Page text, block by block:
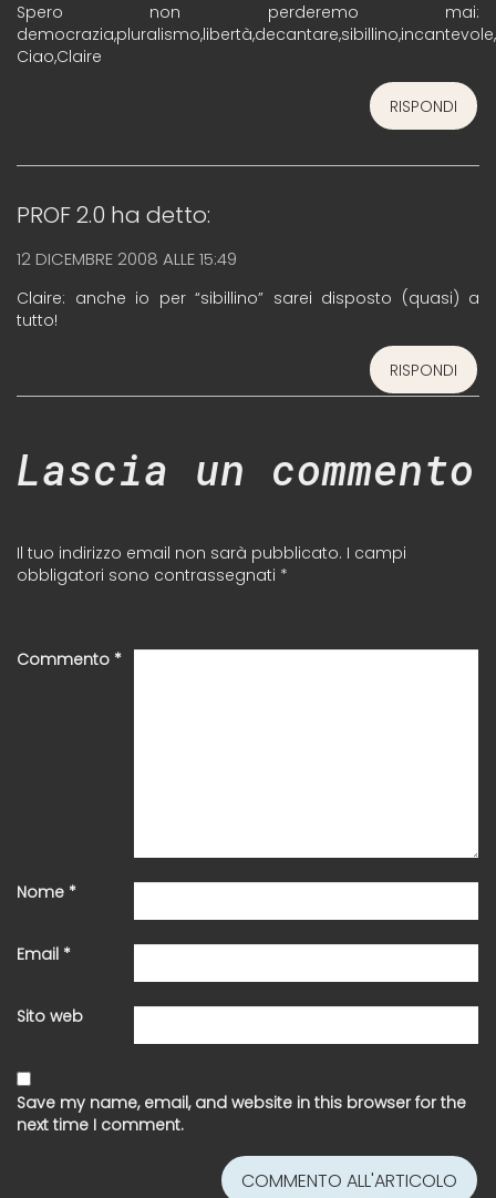
Spero non perderemo mai:
Ciao,Claire
RISPONDI
PROF 2.0 ha detto:
12 DICEMBRE 2008 ALLE 15:49
Claire: anche io per “sibillino” sarei disposto (quasi) a
tutto!
RISPONDI
Lascia un commento
Il tuo indirizzo email non sarà pubblicato. I campi
obbligatori sono contrassegnati *
Commento *
Nome *
Email *
Sito web
Save my name, email, and website in this browser for the
next time I comment.